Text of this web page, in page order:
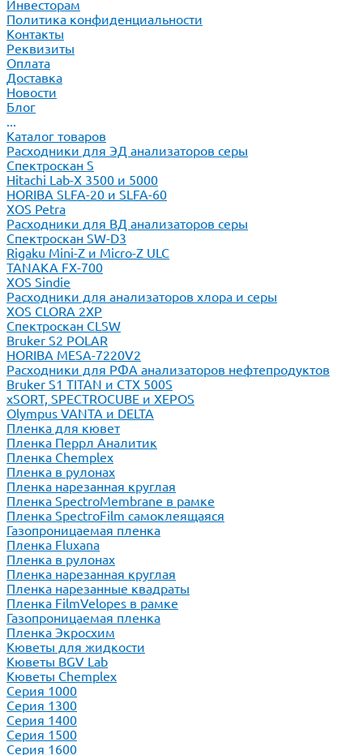
Инвесторам
Политика конфиденциальности
Контакты
Реквизиты
Оплата
Доставка
Новости
Блог
...
Каталог товаров
Расходники для ЭД анализаторов серы
Спектроскан S
Hitachi Lab-X 3500 и 5000
HORIBA SLFA-20 и SLFA-60
XOS Petra
Расходники для ВД анализаторов серы
Спектроскан SW-D3
Rigaku Mini-Z и Micro-Z ULC
TANAKA FX-700
XOS Sindie
Расходники для анализаторов хлора и серы
XOS CLORA 2XP
Спектроскан CLSW
Bruker S2 POLAR
HORIBA MESA-7220V2
Расходники для РФА анализаторов нефтепродуктов
Bruker S1 TITAN и CTX 500S
xSORT, SPECTROCUBE и XEPOS
Olympus VANTA и DELTA
Пленка для кювет
Пленка Перрл Аналитик
Пленка Chemplex
Пленка в рулонах
Пленка нарезанная круглая
Пленка SpectroMembrane в рамке
Пленка SpectroFilm самоклеящаяся
Газопроницаемая пленка
Пленка Fluxana
Пленка в рулонах
Пленка нарезанная круглая
Пленка нарезанные квадраты
Пленка FilmVelopes в рамке
Газопроницаемая пленка
Пленка Экросхим
Кюветы для жидкости
Кюветы BGV Lab
Кюветы Chemplex
Серия 1000
Серия 1300
Серия 1400
Серия 1500
Серия 1600